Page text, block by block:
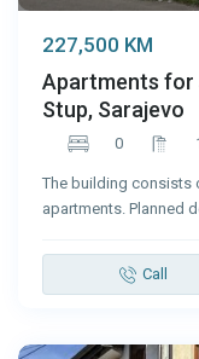
227,500 KM
Apartments for
Stup, Sarajevo
0
The building consists
apartments. Planned
Call